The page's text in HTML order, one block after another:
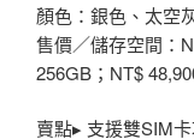
顏色：銀色、太空
售價／儲存空間：
256GB；NT$
賣點▸ 支援雙SIM